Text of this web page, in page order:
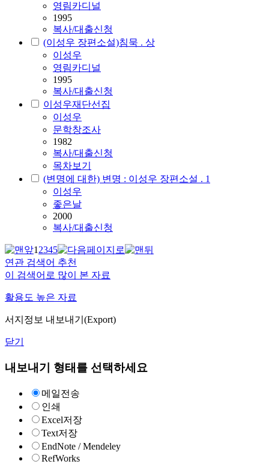
영림카디널
1995
복사/대출신청
(이성우 장편소설)침묵 . 상
이성우
영림카디널
1995
복사/대출신청
이성우재단선집
이성우
문학창조사
1982
복사/대출신청
목차보기
(변명에 대한) 변명 : 이성우 장편소설 . 1
이성우
좋은날
2000
복사/대출신청
12345
연관 검색어 추천
이 검색어로 많이 본 자료
활용도 높은 자료
서지정보 내보내기(Export)
닫기
내보내기 형태를 선택하세요
메일전송
인쇄
Excel저장
Text저장
EndNote / Mendeley
RefWorks